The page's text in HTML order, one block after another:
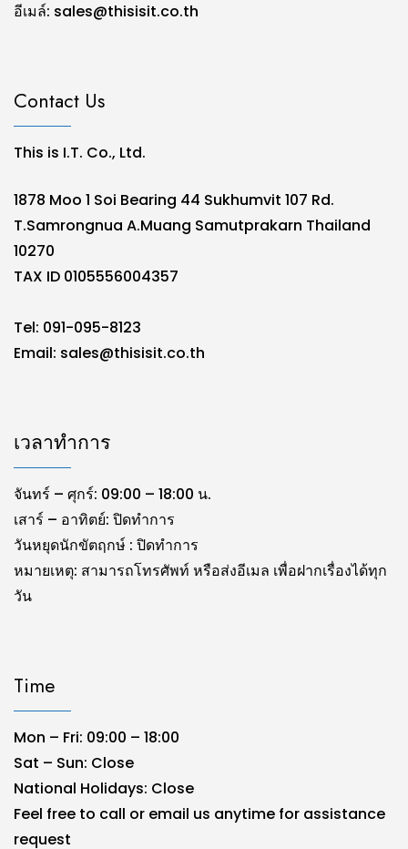
อีเมล์: sales@thisisit.co.th
Contact Us
This is I.T. Co., Ltd.
1878 Moo 1 Soi Bearing 44 Sukhumvit 107 Rd.
T.Samrongnua A.Muang Samutprakarn Thailand
10270
TAX ID 0105556004357
Tel: 091-095-8123
Email: sales@thisisit.co.th
เวลาทำการ
จันทร์ – ศุกร์: 09:00 – 18:00 น.
เสาร์ – อาทิตย์: ปิดทำการ
วันหยุดนักขัตฤกษ์ : ปิดทำการ
หมายเหตุ: สามารถโทรศัพท์ หรือส่งอีเมล เพื่อฝากเรื่องได้ทุก
วัน
Time
Mon – Fri: 09:00 – 18:00
Sat – Sun: Close
National Holidays: Close
Feel free to call or email us anytime for assistance
request